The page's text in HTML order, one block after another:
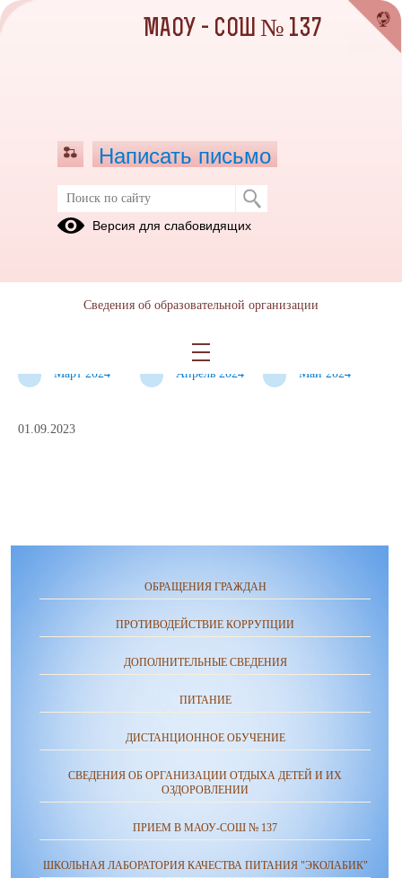
Реализация курса внеурочной
деятельности «Химия вокруг нас»
Март 2024 Апрель 2024 Май 2024
01.09.2023
ОБРАЩЕНИЯ ГРАЖДАН
ПРОТИВОДЕЙСТВИЕ КОРРУПЦИИ
ДОПОЛНИТЕЛЬНЫЕ СВЕДЕНИЯ
ПИТАНИЕ
ДИСТАНЦИОННОЕ ОБУЧЕНИЕ
СВЕДЕНИЯ ОБ ОРГАНИЗАЦИИ ОТДЫХА ДЕТЕЙ И ИХ
ОЗДОРОВЛЕНИИ
ПРИЕМ В МАОУ-СОШ № 137
ШКОЛЬНАЯ ЛАБОРАТОРИЯ КАЧЕСТВА ПИТАНИЯ "ЭКОЛАБИК"
МАОУ - СОШ № 137
Написать письмо
Версия для слабовидящих
Сведения об образовательной организации